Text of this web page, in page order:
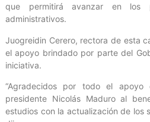
que permitirá avanzar en los
administrativos.
Juogreidin Cerero, rectora de esta
el apoyo brindado por parte del
iniciativa.
“Agradecidos por todo el
presidente Nicolás Maduro al
estudios con la actualización de los